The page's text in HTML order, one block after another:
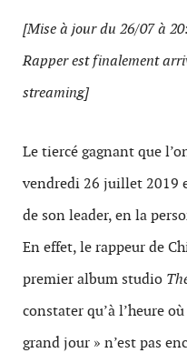
[Mise à jour du 26/07 à
Rapper est finalement
streaming]
Le tiercé gagnant que
vendredi 26 juillet 2019
de son leader, en la
En effet, le rappeur de
premier album studio
constater qu’à l’heure
grand jour » n’est pas